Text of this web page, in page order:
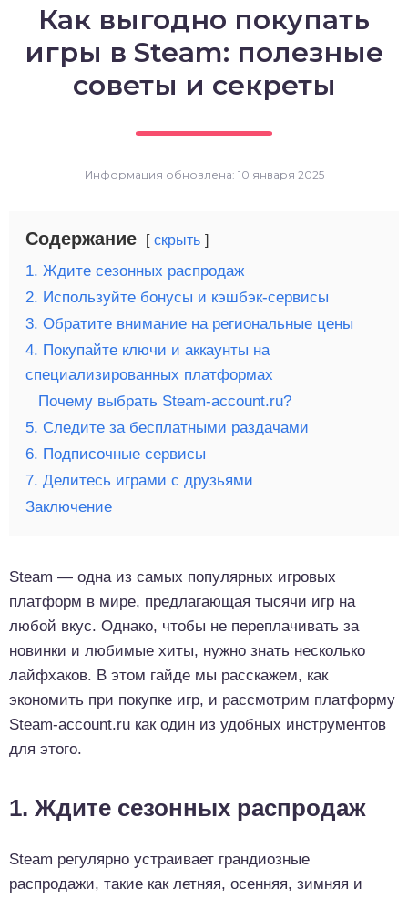
Как выгодно покупать
игры в Steam: полезные
советы и секреты
Информация обновлена: 10 января 2025
Содержание скрыть
1. Ждите сезонных распродаж
2. Используйте бонусы и кэшбэк-сервисы
3. Обратите внимание на региональные цены
4. Покупайте ключи и аккаунты на
специализированных платформах
Почему выбрать Steam-account.ru?
5. Следите за бесплатными раздачами
6. Подписочные сервисы
7. Делитесь играми с друзьями
Заключение
Steam — одна из самых популярных игровых
платформ в мире, предлагающая тысячи игр на
любой вкус. Однако, чтобы не переплачивать за
новинки и любимые хиты, нужно знать несколько
лайфхаков. В этом гайде мы расскажем, как
экономить при покупке игр, и рассмотрим платформу
Steam-account.ru как один из удобных инструментов
для этого.
1. Ждите сезонных распродаж
Steam регулярно устраивает грандиозные
распродажи, такие как летняя, осенняя, зимняя и
выпечка
десерты